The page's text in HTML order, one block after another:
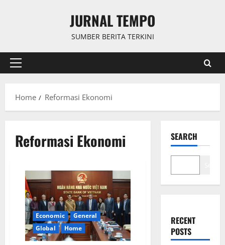
JURNAL TEMPO
SUMBER BERITA TERKINI
Primary
Home
Reformasi Ekonomi
Reformasi Ekonomi
Economic
General
Global
Home
SEARCH
RECENT
POSTS